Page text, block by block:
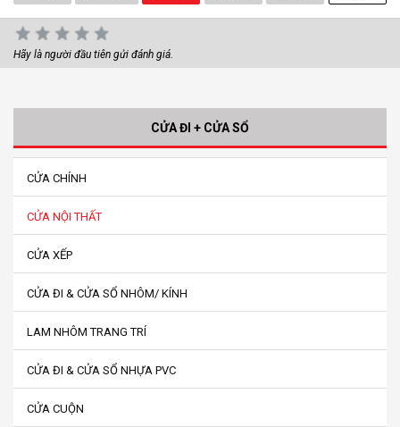
Hãy là người đầu tiên gửi đánh giá.
CỬA ĐI + CỬA SỔ
CỬA CHÍNH
CỬA NỘI THẤT
CỬA XẾP
CỬA ĐI & CỬA SỔ NHÔM/ KÍNH
LAM NHÔM TRANG TRÍ
CỬA ĐI & CỬA SỔ NHỰA PVC
CỬA CUỘN